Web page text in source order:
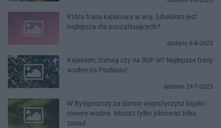
Która trasa kajakowa w woj. lubelskim jest
najlepsza dla początkujących?
dodano 6-8-2025
Kajakiem, tratwą czy na SUP-ie? Najlepsze trasy
wodne na Podlasiu!
dodano 29-7-2025
W Bydgoszczy za darmo wypożyczysz kajaki i
rowery wodne. Musisz tylko pilnować kilku
zasad